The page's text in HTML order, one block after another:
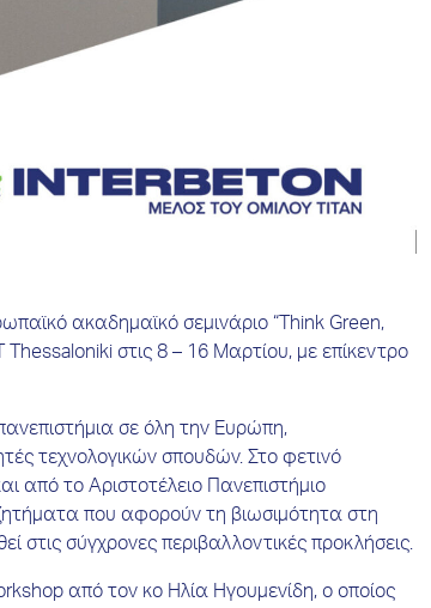
ακαδημαϊκό σεμινάριο “Think Green,
στις 8 – 16 Μαρτίου, με επίκεντρο
σε όλη την Ευρώπη,
τεχνολογικών σπουδών. Στο φετινό
από το Αριστοτέλειο Πανεπιστήμιο
που αφορούν τη βιωσιμότητα στη
στις σύγχρονες περιβαλλοντικές προκλήσεις.
από τον κο Ηλία Ηγουμενίδη, ο οποίος